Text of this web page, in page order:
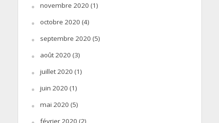
novembre 2020 (1)
octobre 2020 (4)
septembre 2020 (5)
août 2020 (3)
juillet 2020 (1)
juin 2020 (1)
mai 2020 (5)
février 2020 (2)